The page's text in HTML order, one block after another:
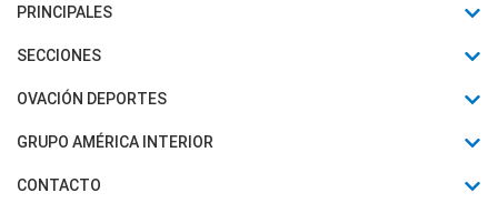
PRINCIPALES
Últimas Noticias
Política
Judiciales
SECCIONES
Horóscopo
Motores
OVACIÓN DEPORTES
Fútbol
Mundial
GRUPO AMÉRICA INTERIOR
Canal 7 en Vivo
CONTACTO